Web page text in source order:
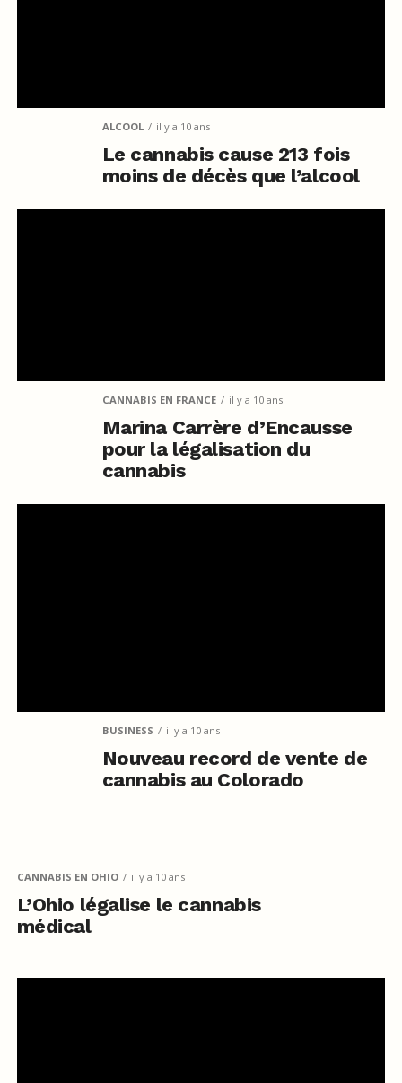
ALCOOL il y a 10 ans
Le cannabis cause 213 fois
moins de décès que l’alcool
CANNABIS EN FRANCE il y a 10 ans
Marina Carrère d’Encausse
pour la légalisation du
cannabis
BUSINESS il y a 10 ans
Nouveau record de vente de
cannabis au Colorado
CANNABIS EN OHIO il y a 10 ans
L’Ohio légalise le cannabis
médical